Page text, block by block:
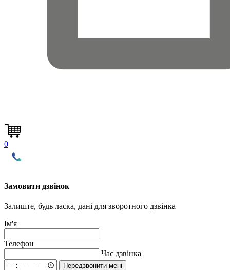
0
Замовити дзвінок
Залиште, будь ласка, дані для зворотного дзвінка
Ім'я
Телефон
Час дзвінка
Передзвонити мені